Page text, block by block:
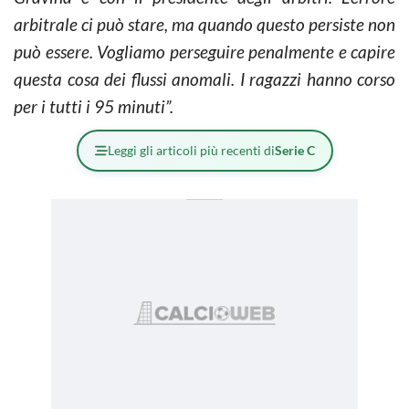
arbitrale ci può stare, ma quando questo persiste non
può essere. Vogliamo perseguire penalmente e capire
questa cosa dei flussi anomali. I ragazzi hanno corso
per i tutti i 95 minuti”.
Leggi gli articoli più recenti diSerie C